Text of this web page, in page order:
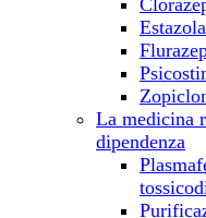
La medicina
dipendenza